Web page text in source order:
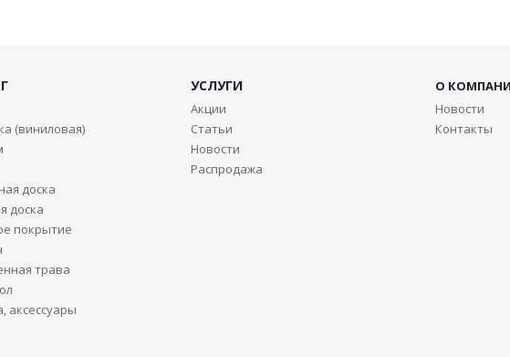
(виниловая)
доска
доска
покрытие
трава
аксессуары
УСЛУГИ
Акции
Статьи
Новости
Распродажа
О
Новости
Контакты